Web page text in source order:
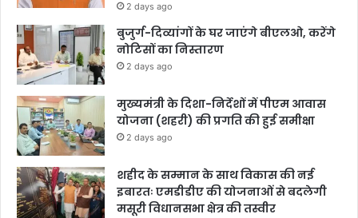
2 days ago
बुजुर्ग-दिव्यांगों के घर जाएंगे बीएलओ, करेंगे
नोटिसों का निस्तारण
2 days ago
मुख्यमंत्री के दिशा-निर्देशों में पीएम आवास
योजना (शहरी) की प्रगति की हुई समीक्षा
2 days ago
शहीद के सम्मान के साथ विकास की नई
इबारतः एमडीडीए की योजनाओं से बदलेगी
मसूरी विधानसभा क्षेत्र की तस्वीर